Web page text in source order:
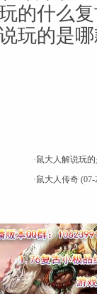
的什么
玩的是
·鼠大人解说玩
·鼠大人传奇 (07-